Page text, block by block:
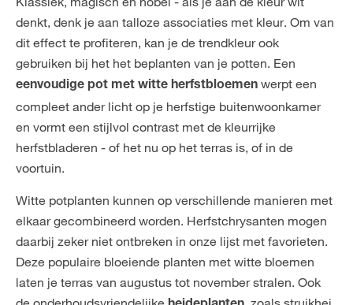
denkt, denk je aan talloze associaties met kleur. Om van
dit effect te profiteren, kan je de trendkleur ook
gebruiken bij het het beplanten van je potten. Een
eenvoudige pot met witte herfstbloemen werpt een
compleet ander licht op je herfstige buitenwoonkamer
en vormt een stijlvol contrast met de kleurrijke
herfstbladeren - of het nu op het terras is, of in de
voortuin.
Witte potplanten kunnen op verschillende manieren met
elkaar gecombineerd worden. Herfstchrysanten mogen
daarbij zeker niet ontbreken in onze lijst met favorieten.
Deze populaire bloeiende planten met witte bloemen
laten je terras van augustus tot november stralen. Ook